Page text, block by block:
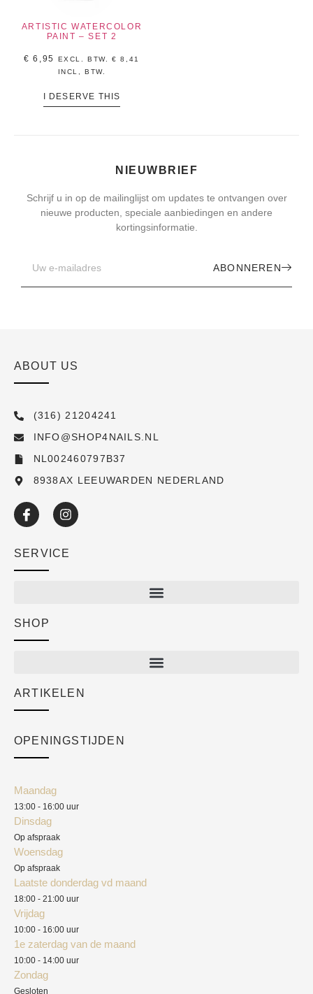
ARTISTIC WATERCOLOR
PAINT – SET 2
€ 6,95 EXCL. BTW.€ 8,41
INCL, BTW.
I DESERVE THIS
NIEUWBRIEF
Schrijf u in op de mailinglijst om updates te ontvangen over
nieuwe producten, speciale aanbiedingen en andere
kortingsinformatie.
ABONNEREN
ABOUT US
(316) 21204241
INFO@SHOP4NAILS.NL
NL002460797B37
8938AX LEEUWARDEN NEDERLAND
SERVICE
Academy
SHOP
ARTIKELEN
OPENINGSTIJDEN
Maandag
13:00 - 16:00 uur
Dinsdag
Op afspraak
Woensdag
Op afspraak
Laatste donderdag vd maand
18:00 - 21:00 uur
Vrijdag
10:00 - 16:00 uur
1e zaterdag van de maand
10:00 - 14:00 uur
Zondag
Gesloten